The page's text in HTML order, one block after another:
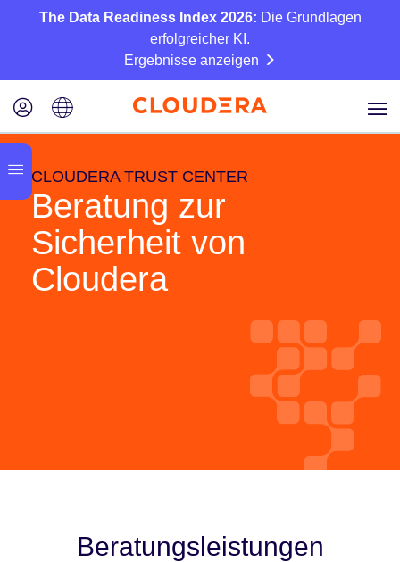
The Data Readiness Index 2026: Die Grundlagen
erfolgreicher KI.
Ergebnisse anzeigen
CLOUDERA TRUST CENTER
Beratung zur
Sicherheit von
Cloudera
Beratungsleistungen